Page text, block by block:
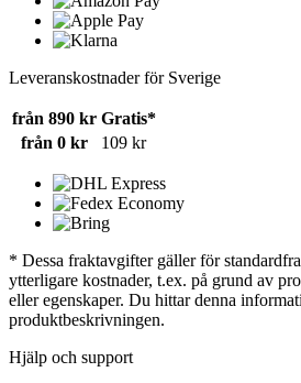
Leveranskostnader för Sverige
från 890 kr Gratis*
från 0 kr
109 kr
* Dessa fraktavgifter gäller för
ytterligare kostnader, t.ex. på grund av
eller egenskaper. Du hittar denna
produktbeskrivningen.
Hjälp och support